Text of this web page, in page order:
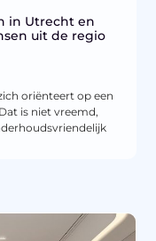
in Utrecht en
uit de regio
oriënteert op een
is niet vreemd,